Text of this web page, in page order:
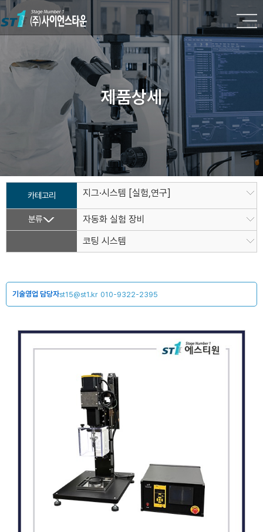
제품상세
카테고리 지그·시스템 [실험,연구]
분류
자동화 실험 장비
코팅 시스템
기술영업 담당자st15@st1.kr 010-9322-2395